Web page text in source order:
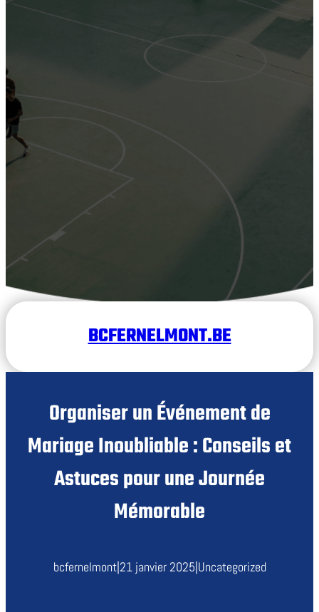
BCFERNELMONT.BE
Organiser un Événement de
Mariage Inoubliable : Conseils et
Astuces pour une Journée
Mémorable
bcfernelmont|21 janvier 2025|Uncategorized